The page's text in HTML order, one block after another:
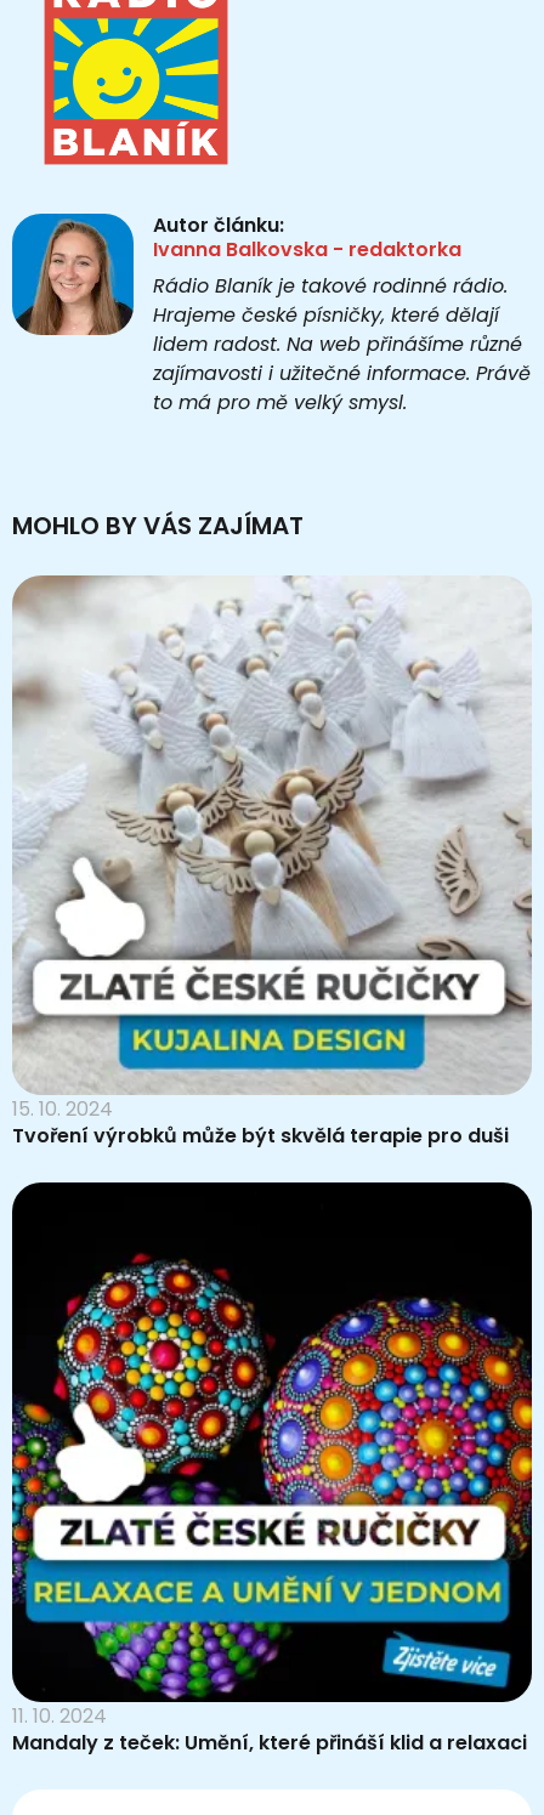
Autor článku:
Ivanna Balkovska - redaktorka
Rádio Blaník je takové rodinné rádio.
Hrajeme české písničky, které dělají
lidem radost. Na web přinášíme různé
zajímavosti i užitečné informace. Právě
to má pro mě velký smysl.
MOHLO BY VÁS ZAJÍMAT
15. 10. 2024
Tvoření výrobků může být skvělá terapie pro duši
11. 10. 2024
Mandaly z teček: Umění, které přináší klid a relaxaci